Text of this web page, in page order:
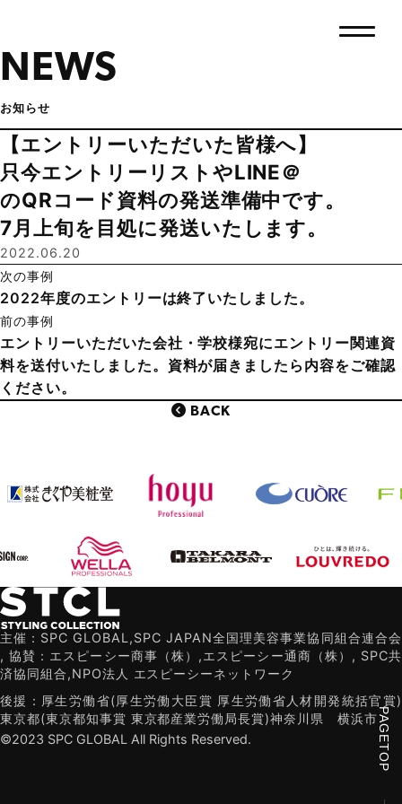
NEWS
お知らせ
【エントリーいただいた皆様へ】
只今エントリーリストやLINE＠
のQRコード資料の発送準備中です。
7月上旬を目処に発送いたします。
2022.06.20
次の事例
2022年度のエントリーは終了いたしました。
前の事例
エントリーいただいた会社・学校様宛にエントリー関連資
料を送付いたしました。資料が届きましたら内容をご確認
ください。
BACK
主催：SPC GLOBAL,SPC JAPAN全国理美容事業協同組合連合会
, 協賛：エスピーシー商事（株）,エスピーシー通商（株）, SPC共
済協同組合,NPO法人 エスピーシーネットワーク
後援：厚生労働省(厚生労働大臣賞 厚生労働省人材開発統括官賞)
東京都(東京都知事賞 東京都産業労働局長賞)神奈川県 横浜市
©2023 SPC GLOBAL All Rights Reserved.
PAGETOP